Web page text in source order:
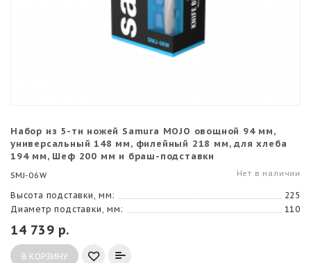
Набор из 5-ти ножей Samura MOJO овощной 94 мм,
универсальный 148 мм, филейный 218 мм, для хлеба
194 мм, Шеф 200 мм и браш-подставки
SMJ-06W Нет в наличии
Высота подставки, мм:
225
Диаметр подставки, мм:
110
14 739 р.
В КОРЗИНУ